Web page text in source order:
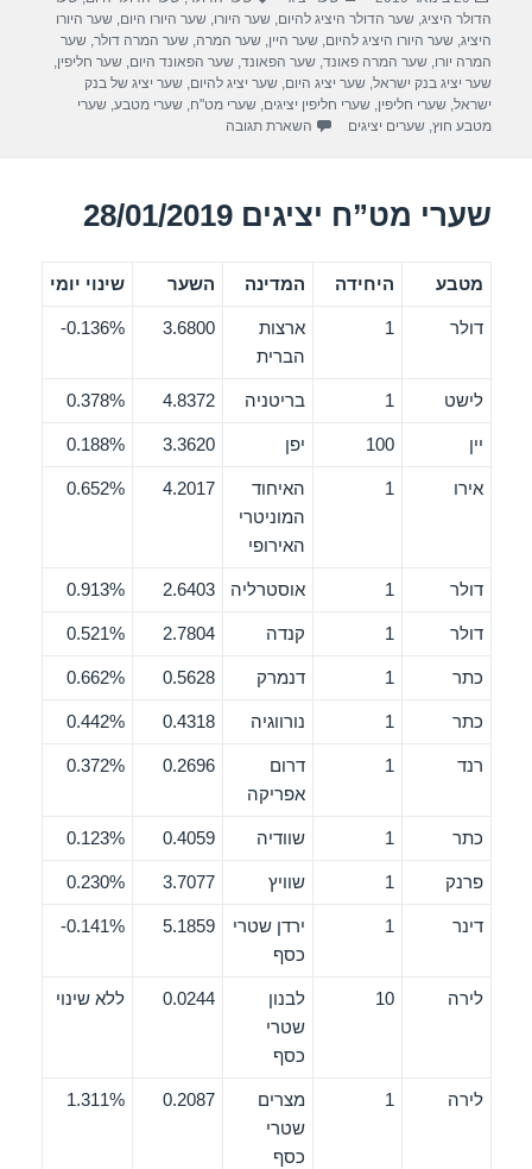
e
b
o
o
er
e
בתאריך
הדולר היציג ,שער הדולר היציג להיום ,שער היורו ,שער היורו היום ,שער היורו
היציג ,שער היורו היציג להיום ,שער היין ,שער המרה ,שער המרה דולר ,שער
המרה יורו ,שער המרה פאונד ,שער הפאונד ,שער הפאונד היום ,שער חליפין
שער יציג בנק ישראל ,שער יציג היום ,שער יציג להיום ,שער יציג של בנק
ישראל ,שערי חליפין ,שערי חליפין יציגים ,שערי מט"ח ,שערי מטבע ,שערי
מטבע חוץ ,שערים יציגים השארת תגובה
שערי מט”ח יציגים 28/01/2019
מטבע היחידה המדינה השער שינוי יומי
דולר 1
ארצות
הברית
3.6800
0.136%-
לישט 1 בריטניה 4.8372
0.378%
יין 100 יפן 3.3620
0.188%
אירו 1
האיחוד
המוניטרי
האירופי
4.2017
0.652%
דולר 1 אוסטרליה 2.6403
0.913%
דולר 1 קנדה 2.7804
0.521%
כתר 1 דנמרק 0.5628
0.662%
כתר 1 נורווגיה 0.4318
0.442%
רנד 1
דרום
אפריקה
0.2696
0.372%
כתר 1 שוודיה 0.4059
0.123%
פרנק 1 שוויץ 3.7077
0.230%
דינר 1
ירדן שטרי
כסף
5.1859
0.141%-
לירה 10
לבנון
שטרי
כסף
0.0244 ללא שינוי
לירה 1
מצרים
שטרי
כסף
0.2087
1.311%